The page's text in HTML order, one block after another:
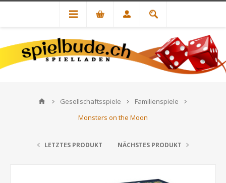
Gesellschaftsspiele
Familienspiele
Monsters on the Moon
LETZTES PRODUKT NÄCHSTES PRODUKT